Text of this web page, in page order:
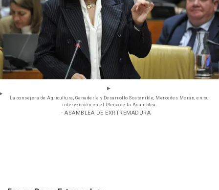
La consejera de Agricultura, Ganadería y Desarrollo Sostenible, Mercedes Morán, en su
intervención en el Pleno de la Asamblea.
- ASAMBLEA DE EXRTREMADURA